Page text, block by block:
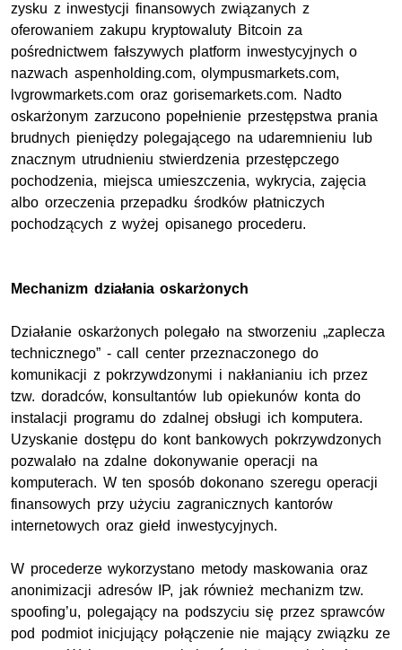
zysku z inwestycji finansowych związanych z
oferowaniem zakupu kryptowaluty Bitcoin za
pośrednictwem fałszywych platform inwestycyjnych o
nazwach aspenholding.com, olympusmarkets.com,
lvgrowmarkets.com oraz gorisemarkets.com. Nadto
oskarżonym zarzucono popełnienie przestępstwa prania
brudnych pieniędzy polegającego na udaremnieniu lub
znacznym utrudnieniu stwierdzenia przestępczego
pochodzenia, miejsca umieszczenia, wykrycia, zajęcia
albo orzeczenia przepadku środków płatniczych
pochodzących z wyżej opisanego procederu.
Mechanizm działania oskarżonych
Działanie oskarżonych polegało na stworzeniu „zaplecza
technicznego” - call center przeznaczonego do
komunikacji z pokrzywdzonymi i nakłanianiu ich przez
tzw. doradców, konsultantów lub opiekunów konta do
instalacji programu do zdalnej obsługi ich komputera.
Uzyskanie dostępu do kont bankowych pokrzywdzonych
pozwalało na zdalne dokonywanie operacji na
komputerach. W ten sposób dokonano szeregu operacji
finansowych przy użyciu zagranicznych kantorów
internetowych oraz giełd inwestycyjnych.
W procederze wykorzystano metody maskowania oraz
anonimizacji adresów IP, jak również mechanizm tzw.
spoofing’u, polegający na podszyciu się przez sprawców
pod podmiot inicjujący połączenie nie mający związku ze